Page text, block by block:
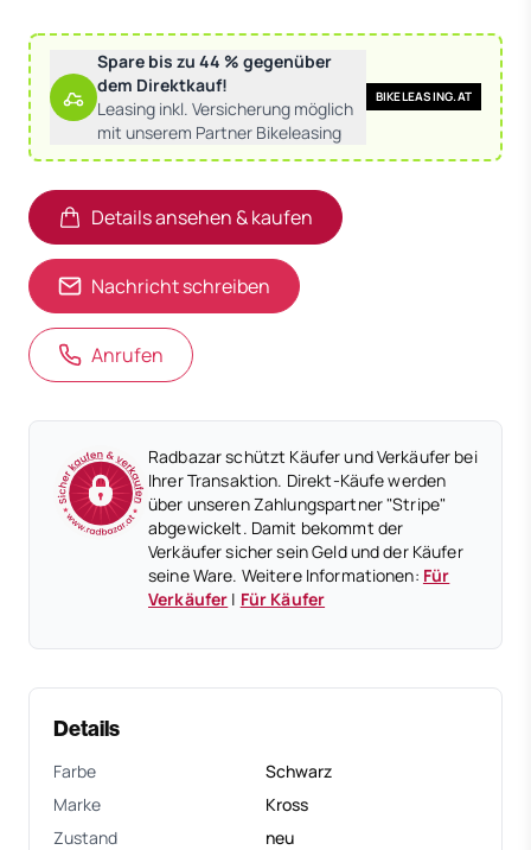
Spare bis zu 44 % gegenüber
dem Direktkauf!
Leasing inkl. Versicherung möglich
mit unserem Partner Bikeleasing
BIKELEASING.AT
Details ansehen & kaufen
(öffnet in neuem Tab)
(öffnet in neuem Tab)
Nachricht schreiben
Anrufen
Radbazar schützt Käufer und Verkäufer bei
Ihrer Transaktion. Direkt-Käufe werden
über unseren Zahlungspartner "Stripe"
abgewickelt. Damit bekommt der
Verkäufer sicher sein Geld und der Käufer
seine Ware. Weitere Informationen: Für
Verkäufer | Für Käufer
Details
Farbe
Schwarz
Marke
Kross
Zustand
neu